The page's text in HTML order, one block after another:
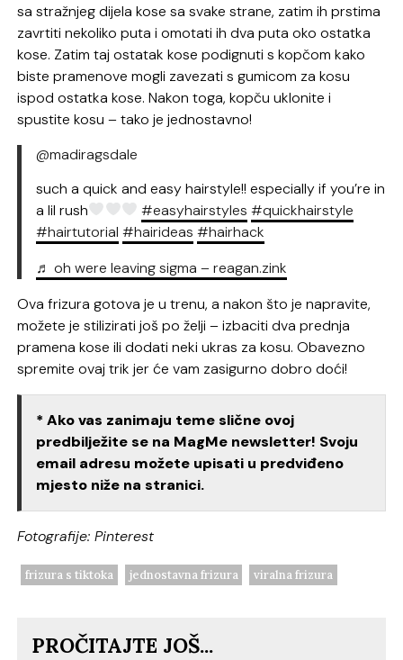
sa stražnjeg dijela kose sa svake strane, zatim ih prstima
zavrtiti nekoliko puta i omotati ih dva puta oko ostatka
kose. Zatim taj ostatak kose podignuti s kopčom kako
biste pramenove mogli zavezati s gumicom za kosu
ispod ostatka kose. Nakon toga, kopču uklonite i
spustite kosu – tako je jednostavno!
@madiragsdale
such a quick and easy hairstyle!! especially if you’re in
a lil rush
#easyhairstyles #quickhairstyle
#hairtutorial #hairideas #hairhack
♬ oh were leaving sigma – reagan.zink
Ova frizura gotova je u trenu, a nakon što je napravite,
možete je stilizirati još po želji – izbaciti dva prednja
pramena kose ili dodati neki ukras za kosu. Obavezno
spremite ovaj trik jer će vam zasigurno dobro doći!
* Ako vas zanimaju teme slične ovoj
predbilježite se na MagMe newsletter! Svoju
email adresu možete upisati u predviđeno
mjesto niže na stranici.
Fotografije: Pinterest
frizura s tiktoka jednostavna frizura viralna frizura
PROČITAJTE JOŠ...